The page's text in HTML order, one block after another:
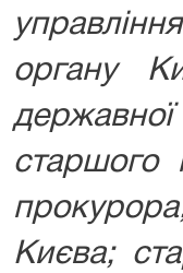
органу
старшого
Києва;